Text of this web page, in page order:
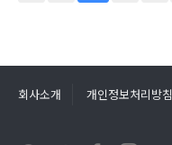
회사소개 개인정보처리방침